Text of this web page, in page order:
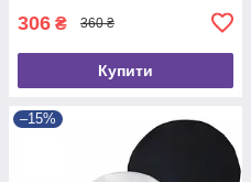
306 ₴ 360 ₴
Купити
–15%